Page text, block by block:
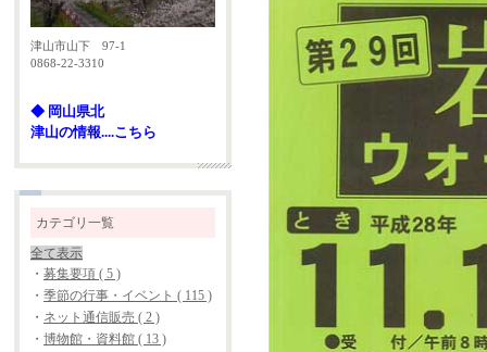
津山市山下 97-1
0868-22-3310
◆ 岡山県北
津山の情報....こちら
カテゴリ一覧
全て表示
・ 募集要項 ( 5 )
・ 季節の行事・イベント ( 115 )
・ ネット通信販売 ( 2 )
・ 博物館・資料館 ( 13 )